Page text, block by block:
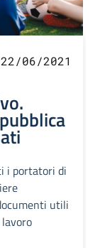
22/06/2021
i portatori di
utili